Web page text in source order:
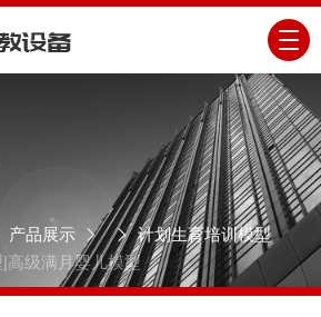
产品展示
计划生育培训模型
高级满月婴儿模型